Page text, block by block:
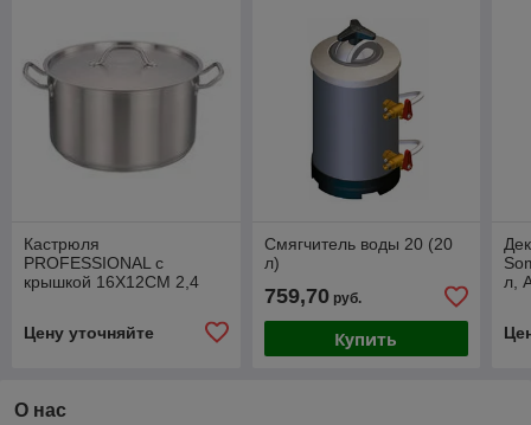
Кастрюля
PROFESSIONAL с
крышкой 16Х12СМ 2,4
Цену уточняйте
Смягчитель воды 20 (20
л)
759,70руб.
Купить
л,
О нас